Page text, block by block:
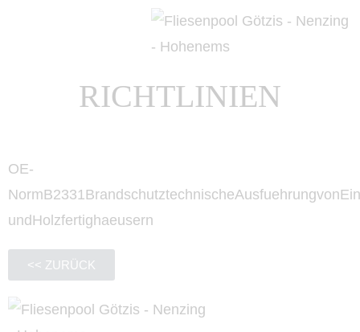
RICHTLINIEN
OE-
undHolzfertighaeusern
<< ZURÜCK